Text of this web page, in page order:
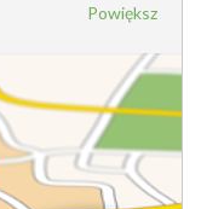
Powiększ